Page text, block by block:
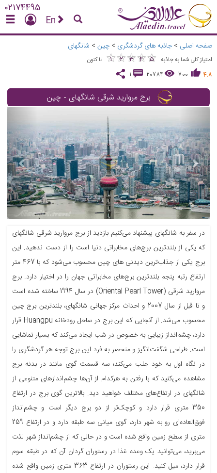
02174495
En
صفحه اصلی > جاذبه های گردشگری > چین > شانگهای
امتیاز کلی شما به جاذبه ★
1 ★
2 ★
3 ★
4 ★
5
★★★★★
تا کنون
4.8
700
20784
1
برج مروارید شرقی شانگهای - چین
در سفر به شانگهای پیشنهاد می‌کنیم بازدید از برج مروارید شرقی شانگهای
که یکی از بلندترین برج‌های مخابراتی دنیا است را از دست ندهید. این
برج یکی از جذاب‌ترین دیدنی های چین محسوب می‌شود که با 467 متر
ارتفاع رتبه پنجم بلندترین برج‌های مخابراتی جهان را در اختیار دارد. برج
مروارید شرقی (Oriental Pearl Tower) در سال 1994 ساخته شده است
و تا قبل از سال 2007 و احداث مرکز جهانی شانگهای، بلندترین برج چین
محسوب می‌شد. از آنجایی ‌که این برج در ساحل رودخانه Huangpu قرار
دارد، چشم‌انداز زیبایی به خصوص در شب ایجاد می‌کند که بسیار تماشایی
است. طراحی شگفت‌انگیز و منحصر به فرد این برج توجه هر گردشگری را
در نگاه اول به خود جلب می‌کند؛ سه قسمت گوی مانند در بدنه برج
مشاهده می‌کنید که با رفتن به هرکدام از آن‌ها چشم‌اندازهای متنوعی از
شانگهای در ارتفاع‌های مختلف خواهید دید. بالاترین گوی برج در ارتفاع
350 متری قرار دارد و کوچک‌تر از دو برج دیگر است و چشم‌انداز
فوق‌العاده‌ای رو به شهر دارد، گوی میانی سه طبقه دارد و در ارتفاع 259
متری از سطح زمین واقع شده است و در حالی که از چشم‌انداز شهر لذت
می‌برید، می‌توانید یک وعده غذا در رستوران گردان آن که در طبقه سوم
قرار دارد، میل کنید. این رستوران در ارتفاع 363 متری زمین واقع شده